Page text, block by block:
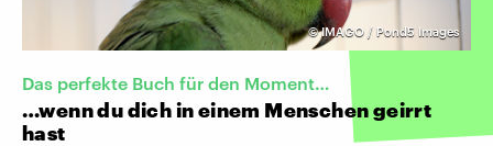
©IMAGO / Pond5 Images
Das perfekte Buch für den Moment…
…wenn du dich in einem Menschen geirrt
hast